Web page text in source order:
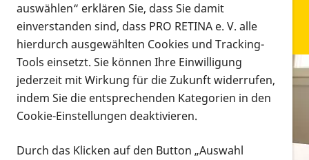
Infomaterial
Infomaterial
Vorlesen
auswählen“ erklären Sie, dass Sie damit
einverstanden sind, dass PRO RETINA e. V. alle
hierdurch ausgewählten Cookies und Tracking-
Tools einsetzt. Sie können Ihre Einwilligung
jederzeit mit Wirkung für die Zukunft widerrufen,
indem Sie die entsprechenden Kategorien in den
Cookie-Einstellungen deaktivieren.
Durch das Klicken auf den Button „Auswahl